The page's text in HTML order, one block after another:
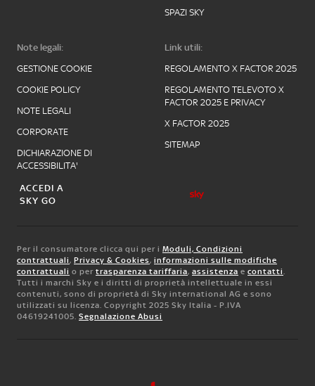
SPAZI SKY
Note legali:
GESTIONE COOKIE
COOKIE POLICY
NOTE LEGALI
CORPORATE
DICHIARAZIONE DI
ACCESSIBILITA'
Link utili:
REGOLAMENTO X FACTOR 2025
REGOLAMENTO TELEVOTO X
FACTOR 2025 E PRIVACY
X FACTOR 2025
SITEMAP
ACCEDI A
SKY GO
Per il consumatore clicca qui per i Moduli, Condizioni
contrattuali, Privacy & Cookies, informazioni sulle modifiche
contrattuali o per trasparenza tariffaria, assistenza e contatti.
Tutti i marchi Sky e i diritti di proprietà intellettuale in essi
contenuti, sono di proprietà di Sky international AG e sono
utilizzati su licenza. Copyright 2025 Sky Italia - P.IVA
04619241005. Segnalazione Abusi